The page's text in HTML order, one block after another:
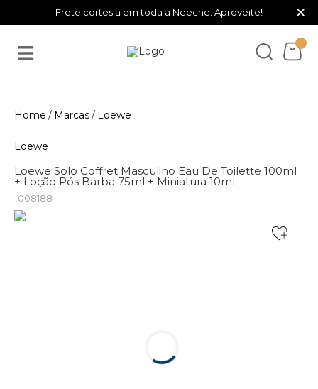
Frete cortesia em toda a Neeche. Aproveite! ×
Marcas Loewe
Loewe
Loewe Solo Coffret Masculino Eau De Toilette 100ml
+ Loção Pós Barba 75ml + Miniatura 10ml
008188